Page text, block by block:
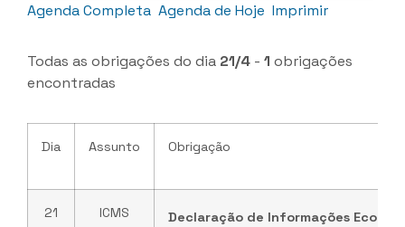
Agenda Completa Agenda de Hoje Imprimir
Todas as obrigações do dia 21/4 - 1 obrigações
encontradas
Dia Assunto Obrigação
21 ICMS Declaração de Informações